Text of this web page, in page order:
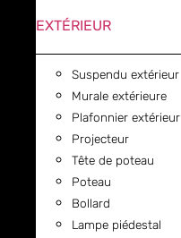
EXTÉRIEUR
Suspendu extérieur
Murale extérieure
Plafonnier extérieur
Projecteur
Tête de poteau
Poteau
Bollard
Lampe piédestal